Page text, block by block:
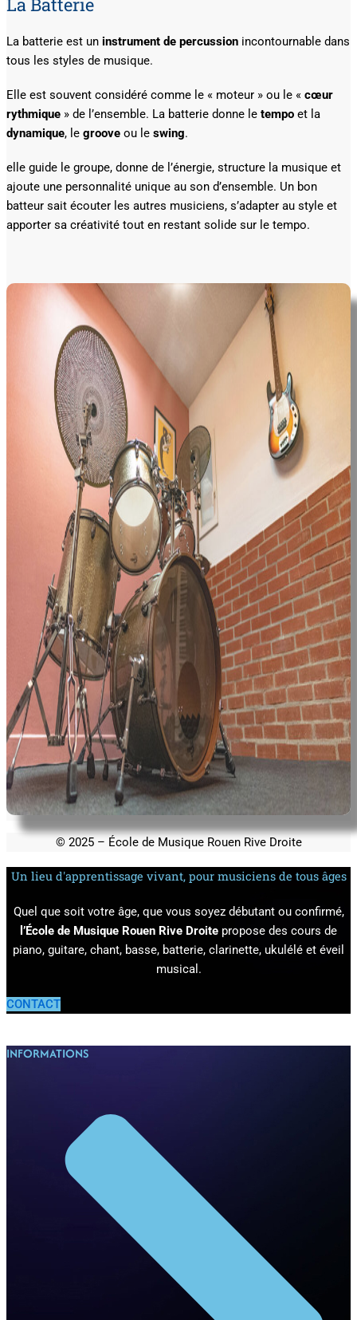
La batterie est un instrument de percussion incontournable dans
tous les styles de musique.
Elle est souvent considéré comme le « moteur » ou le « cœur
rythmique » de l’ensemble. La batterie donne le tempo et la
dynamique, le groove ou le swing.
elle guide le groupe, donne de l’énergie, structure la musique et
ajoute une personnalité unique au son d’ensemble. Un bon
batteur sait écouter les autres musiciens, s’adapter au style et
apporter sa créativité tout en restant solide sur le tempo.
© 2025 – École de Musique Rouen Rive Droite
Un lieu d'apprentissage vivant, pour musiciens de tous âges
Quel que soit votre âge, que vous soyez débutant ou confirmé,
l’École de Musique Rouen Rive Droite propose des cours de
piano, guitare, chant, basse, batterie, clarinette, ukulélé et éveil
musical.
CONTACT
INFORMATIONS